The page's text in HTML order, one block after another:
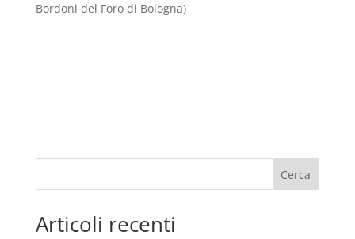
Bordoni del Foro di Bologna)
Cerca
Articoli recenti